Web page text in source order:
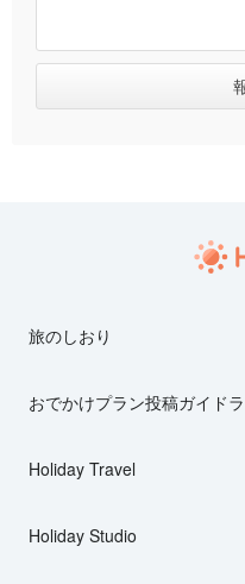
旅のしおり
おでかけプラン投稿ガイド
Holiday Travel
Holiday Studio